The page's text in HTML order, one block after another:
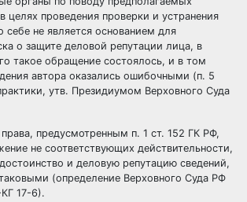
целях проведения проверки и устранения
себе не является основанием для
о защите деловой репутации лица, в
такое обращение состоялось, и в том
автора оказались ошибочными (п. 5
утв. Президиумом Верховного Суда
предусмотренным п. 1 ст. 152 ГК РФ,
не соответствующих действительности,
и деловую репутацию сведений,
(определение Верховного Суда РФ
17-6).